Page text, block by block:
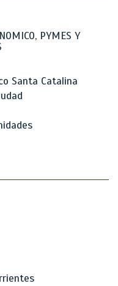
PYMES Y
Santa Catalina